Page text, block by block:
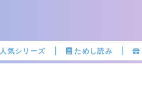
人気シリーズ ためし読み